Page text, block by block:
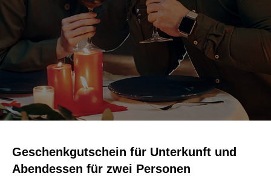
Geschenkgutschein für Unterkunft und
Abendessen für zwei Personen